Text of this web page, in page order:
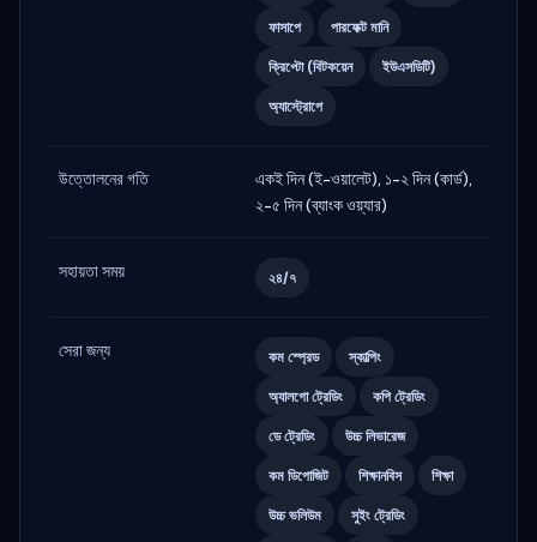
ফাসাপে পারফেক্ট মানি
ক্রিপ্টো (বিটকয়েন ইউএসডিটি)
অ্যাস্ট্রোপে
উত্তোলনের গতি
একই দিন (ই-ওয়ালেট), ১-২ দিন (কার্ড),
২-৫ দিন (ব্যাংক ওয়্যার)
সহায়তা সময় ২৪/৭
সেরা জন্য কম স্প্রেড স্কাল্পিং
অ্যালগো ট্রেডিং কপি ট্রেডিং
ডে ট্রেডিং উচ্চ লিভারেজ
কম ডিপোজিট শিক্ষানবিস শিক্ষা
উচ্চ ভলিউম সুইং ট্রেডিং